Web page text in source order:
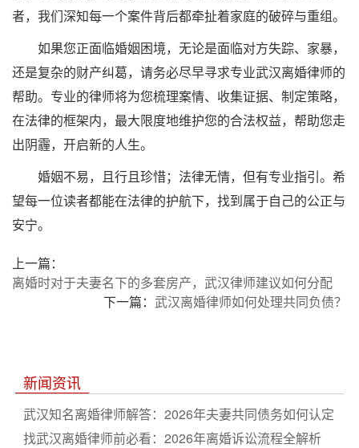
者，我们深知每一个案件背后都牵扯着家庭的破碎与重组。
如果您正面临婚姻困境，无论是面临对方失踪、家暴，
还是复杂的财产纠葛，请务必尽早寻求专业武汉离婚律师的
帮助。专业的律师将为您梳理案情、收集证据、制定策略，
在法律的框架内，最大限度地维护您的合法权益，帮助您走
出阴霾，开启新的人生。
婚姻不易，且行且珍惜；法律无情，但有专业指引。希
望每一位读者都能在法律的护航下，找到属于自己的公正与
安宁。
上一篇：
离婚时对于夫妻名下的多套房产，武汉律师建议如何分配
武汉离婚律师如何处理共同负债？
下一篇：
新闻资讯
武汉知名离婚律师解答：2026年夫妻共同债务如何认定
找武汉离婚律师前必看：2026年离婚诉讼流程全解析